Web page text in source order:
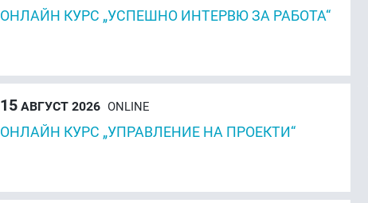
ОНЛАЙН КУРС „УСПЕШНО ИНТЕРВЮ ЗА РАБОТА“
15АВГУСТ 2026 ONLINE
ОНЛАЙН КУРС „УПРАВЛЕНИЕ НА ПРОЕКТИ“